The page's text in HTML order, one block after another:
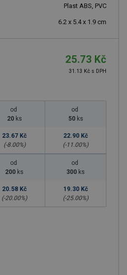
Plast ABS, PVC
6.2 x 5.4 x 1.9 cm
25.73 Kč
31.13 Kč s DPH
od
20 ks
23.67 Kč
(-8.00%)
od
50 ks
22.90 Kč
(-11.00%)
od
200 ks
20.58 Kč
(-20.00%)
od
300 ks
19.30 Kč
(-25.00%)